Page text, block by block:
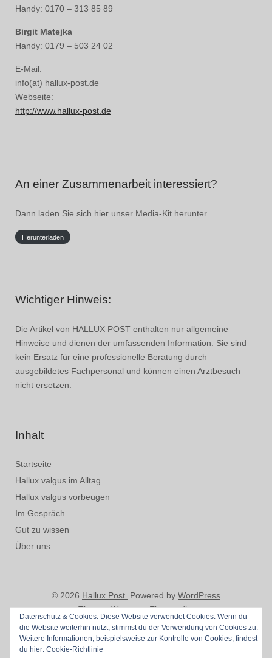
Handy: 0170 – 313 85 89
Birgit Matejka
Handy: 0179 – 503 24 02
E-Mail:
info(at) hallux-post.de
Webseite:
http://www.hallux-post.de
An einer Zusammenarbeit interessiert?
Dann laden Sie sich hier unser Media-Kit herunter
Herunterladen
Wichtiger Hinweis:
Die Artikel von HALLUX POST enthalten nur allgemeine
Hinweise und dienen der umfassenden Information. Sie sind
kein Ersatz für eine professionelle Beratung durch
ausgebildetes Fachpersonal und können einen Arztbesuch
nicht ersetzen.
Inhalt
Startseite
Hallux valgus im Alltag
Hallux valgus vorbeugen
Im Gespräch
Gut zu wissen
Über uns
© 2026 Hallux Post. Powered by WordPress
Theme: Weta vonElmastudio.
Datenschutz & Cookies: Diese Website verwendet Cookies. Wenn du
die Website weiterhin nutzt, stimmst du der Verwendung von Cookies zu.
Weitere Informationen, beispielsweise zur Kontrolle von Cookies, findest
du hier: Cookie-Richtlinie